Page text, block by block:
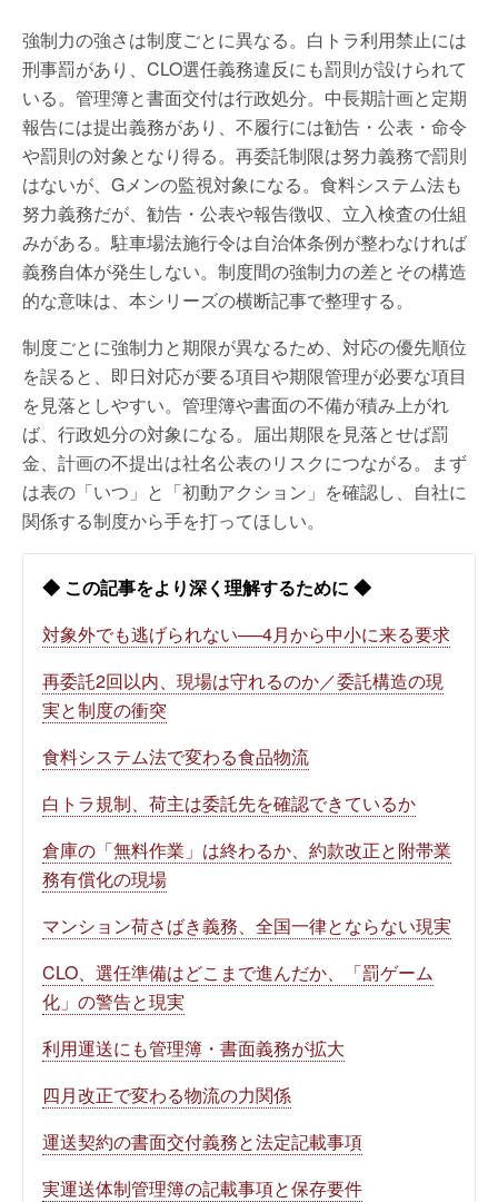
強制力の強さは制度ごとに異なる。白トラ利用禁止には
刑事罰があり、CLO選任義務違反にも罰則が設けられて
いる。管理簿と書面交付は行政処分。中長期計画と定期
報告には提出義務があり、不履行には勧告・公表・命令
や罰則の対象となり得る。再委託制限は努力義務で罰則
はないが、Gメンの監視対象になる。食料システム法も
努力義務だが、勧告・公表や報告徴収、立入検査の仕組
みがある。駐車場法施行令は自治体条例が整わなければ
義務自体が発生しない。制度間の強制力の差とその構造
的な意味は、本シリーズの横断記事で整理する。
制度ごとに強制力と期限が異なるため、対応の優先順位
を誤ると、即日対応が要る項目や期限管理が必要な項目
を見落としやすい。管理簿や書面の不備が積み上がれ
ば、行政処分の対象になる。届出期限を見落とせば罰
金、計画の不提出は社名公表のリスクにつながる。まず
は表の「いつ」と「初動アクション」を確認し、自社に
関係する制度から手を打ってほしい。
◆ この記事をより深く理解するために ◆
対象外でも逃げられない──4月から中小に来る要求
再委託2回以内、現場は守れるのか／委託構造の現
実と制度の衝突
食料システム法で変わる食品物流
白トラ規制、荷主は委託先を確認できているか
倉庫の「無料作業」は終わるか、約款改正と附帯業
務有償化の現場
マンション荷さばき義務、全国一律とならない現実
CLO、選任準備はどこまで進んだか、「罰ゲーム
化」の警告と現実
利用運送にも管理簿・書面義務が拡大
四月改正で変わる物流の力関係
運送契約の書面交付義務と法定記載事項
実運送体制管理簿の記載事項と保存要件